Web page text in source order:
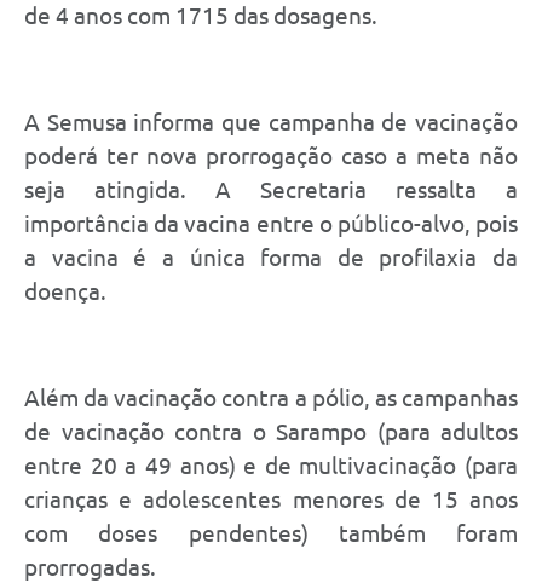
de 4 anos com 1715 das dosagens.
A Semusa informa que campanha de vacinação
poderá ter nova prorrogação caso a meta não
seja atingida. A Secretaria ressalta a
importância da vacina entre o público-alvo, pois
a vacina é a única forma de profilaxia da
doença.
Além da vacinação contra a pólio, as campanhas
de vacinação contra o Sarampo (para adultos
entre 20 a 49 anos) e de multivacinação (para
crianças e adolescentes menores de 15 anos
com doses pendentes) também foram
prorrogadas.